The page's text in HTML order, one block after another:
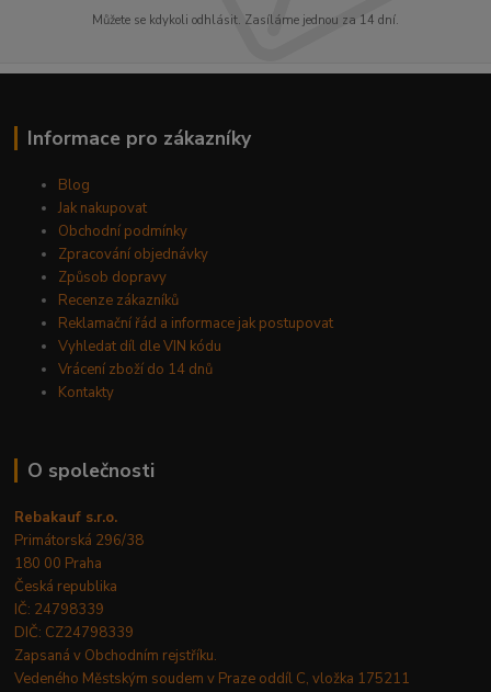
Můžete se kdykoli odhlásit. Zasíláme jednou za 14 dní.
Informace pro zákazníky
Blog
Jak nakupovat
Obchodní podmínky
Zpracování objednávky
Způsob dopravy
Recenze zákazníků
Reklamační řád a informace jak postupovat
Vyhledat díl dle VIN kódu
Vrácení zboží do 14 dnů
Kontakty
O společnosti
Rebakauf s.r.o.
Primátorská 296/38
180 00 Praha
Česká republika
IČ: 24798339
DIČ: CZ24798339
Zapsaná v Obchodním rejstříku.
Vedeného Městským soudem v Praze oddíl C, vložka 175211